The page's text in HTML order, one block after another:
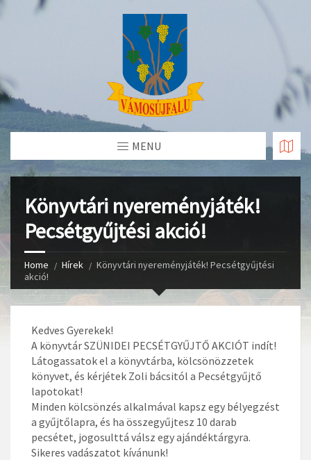
Skip
MENU
Könyvtári nyereményjáték!
Pecsétgyűjtési akció!
Home Hírek
Könyvtári nyereményjáték! Pecsétgyűjtési
akció!
Kedves Gyerekek!
A könyvtár SZÜNIDEI PECSÉTGYŰJTŐ AKCIÓT indít!
Látogassatok el a könyvtárba, kölcsönözzetek
könyvet, és kérjétek Zoli bácsitól a Pecsétgyűjtő
lapotokat!
Minden kölcsönzés alkalmával kapsz egy bélyegzést
a gyűjtőlapra, és ha összegyűjtesz 10 darab
pecsétet, jogosulttá válsz egy ajándéktárgyra.
Sikeres vadászatot kívánunk!